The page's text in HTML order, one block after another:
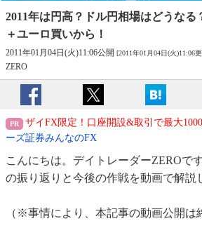
2011年は円高？ドル円相場はどうなる
＋ユーロ買いから！
2011年01月04日(火)11:06公開 [2011年01月04日(火)11:06
ZERO
ザイFX限定！口座開設&取引で最大
ーズ証券みんなのFX
こんにちは。デイトレーダーZEROで
の振り返りと今後の作戦を動画で解説
（※事情により、本記事の動画公開は